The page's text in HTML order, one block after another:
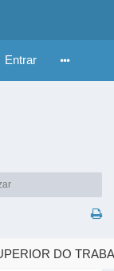
Entrar
DO